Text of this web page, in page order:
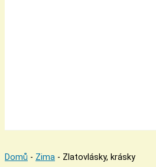
Domů - Zima - Zlatovlásky, krásky